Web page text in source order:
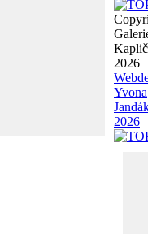
2026
Yvona
2026